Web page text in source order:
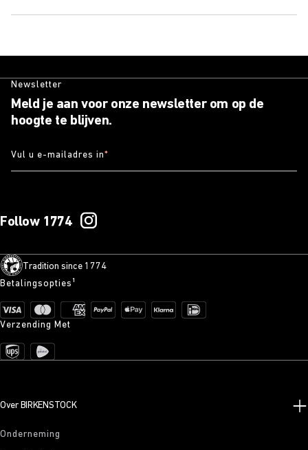
Newsletter
Meld je aan voor onze newsletter om op de
hoogte te blijven.
Vul u e-mailadres in*
Follow 1774
Tradition since 1774
Betalingsopties¹
Verzending Met
Over BIRKENSTOCK
Onderneming